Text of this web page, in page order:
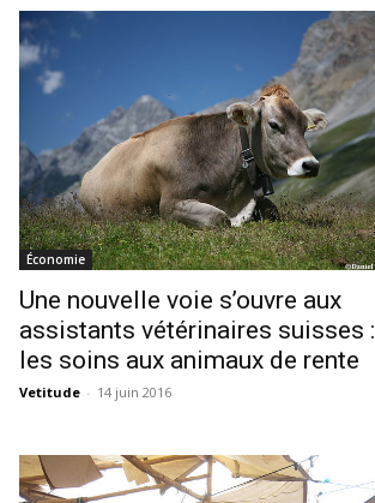
Économie
Une nouvelle voie s’ouvre aux
assistants vétérinaires suisses :
les soins aux animaux de rente
Vetitude - 14 juin 2016